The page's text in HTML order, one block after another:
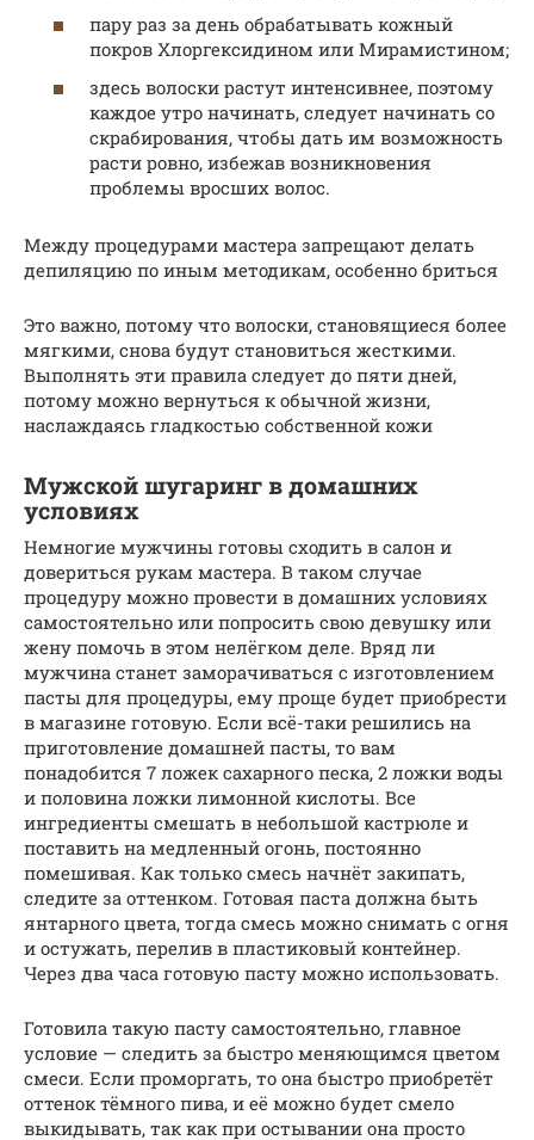
пару раз за день обрабатывать кожный
покров Хлоргексидином или Мирамистином;
здесь волоски растут интенсивнее, поэтому
каждое утро начинать, следует начинать со
скрабирования, чтобы дать им возможность
расти ровно, избежав возникновения
проблемы вросших волос.
Между процедурами мастера запрещают делать
депиляцию по иным методикам, особенно бриться
Это важно, потому что волоски, становящиеся более
мягкими, снова будут становиться жесткими.
Выполнять эти правила следует до пяти дней,
потому можно вернуться к обычной жизни,
наслаждаясь гладкостью собственной кожи
Мужской шугаринг в домашних
условиях
Немногие мужчины готовы сходить в салон и
довериться рукам мастера. В таком случае
процедуру можно провести в домашних условиях
самостоятельно или попросить свою девушку или
жену помочь в этом нелёгком деле. Вряд ли
мужчина станет заморачиваться с изготовлением
пасты для процедуры, ему проще будет приобрести
в магазине готовую. Если всё-таки решились на
приготовление домашней пасты, то вам
понадобится 7 ложек сахарного песка, 2 ложки воды
и половина ложки лимонной кислоты. Все
ингредиенты смешать в небольшой кастрюле и
поставить на медленный огонь, постоянно
помешивая. Как только смесь начнёт закипать,
следите за оттенком. Готовая паста должна быть
янтарного цвета, тогда смесь можно снимать с огня
и остужать, перелив в пластиковый контейнер.
Через два часа готовую пасту можно использовать.
Готовила такую пасту самостоятельно, главное
условие — следить за быстро меняющимся цветом
смеси. Если проморгать, то она быстро приобретёт
оттенок тёмного пива, и её можно будет смело
выкидывать, так как при остывании она просто